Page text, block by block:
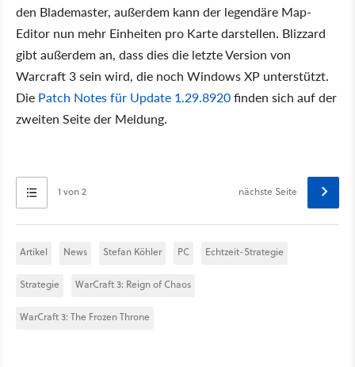
den Blademaster, außerdem kann der legendäre Map-
Editor nun mehr Einheiten pro Karte darstellen. Blizzard
gibt außerdem an, dass dies die letzte Version von
Warcraft 3 sein wird, die noch Windows XP unterstützt.
Die Patch Notes für Update 1.29.8920finden sich auf der
zweiten Seite der Meldung.
1 von 2 nächste Seite
Artikel News Stefan Köhler PC Echtzeit-Strategie
Strategie WarCraft 3: Reign of Chaos
WarCraft 3: The Frozen Throne